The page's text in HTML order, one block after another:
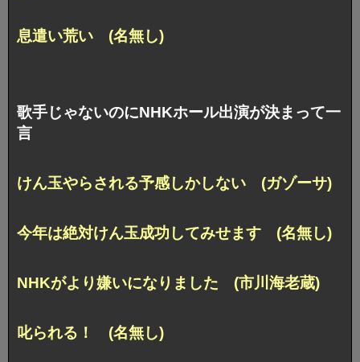
息遣い荒い (名無し)
歌手じゃないのにNHKホール出演が決まって一
言
けん玉やらされる予感しかしない (ガゾーサ)
今年は絶対けん玉成功してみせます (名無し)
NHKがより嫌いになりました (市川海老蔵)
叱られる！ (名無し)